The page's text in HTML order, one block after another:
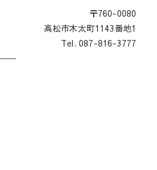
〒760-0080
高松市木太町1143番地1
Tel. 087-816-3777